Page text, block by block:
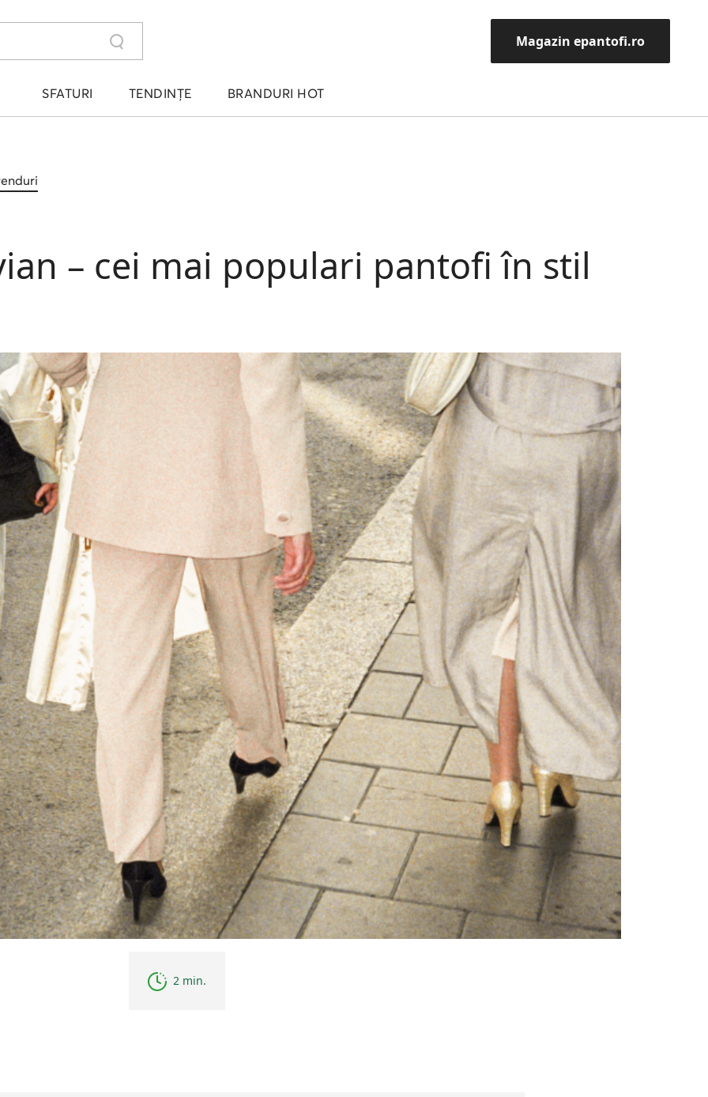
Magazin epantofi.ro
SFATURI TENDINȚE BRANDURI HOT
– cei mai populari pantofi în stil
Femei Inspirații și trenduri
2 min.